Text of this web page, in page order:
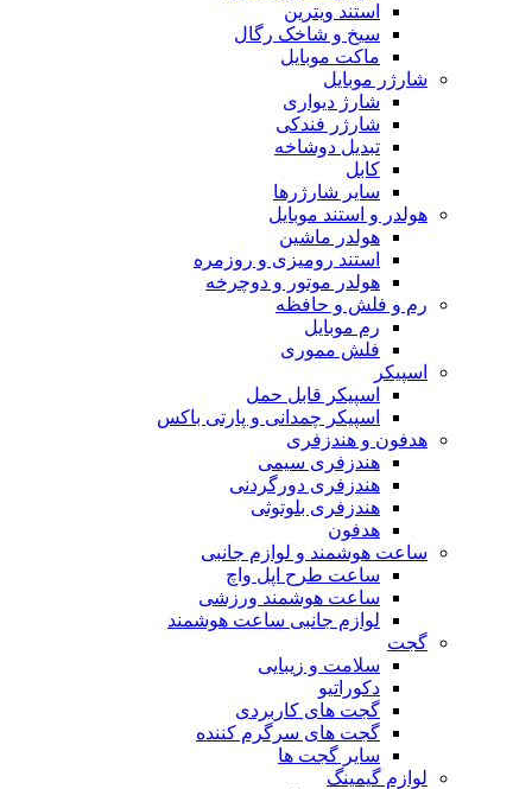
استند ویترین
سیخ و شاخک رگال
ماکت موبایل
شارژر موبایل
شارژ دیواری
شارژر فندکی
تبدیل دوشاخه
کابل
سایر شارژرها
هولدر و استند موبایل
هولدر ماشین
استند رومیزی و روزمره
هولدر موتور و دوچرخه
رم و فلش و حافظه
رم موبایل
فلش مموری
اسپیکر
اسپیکر قابل حمل
اسپیکر چمدانی و پارتی باکس
هدفون و هندزفری
هندزفری سیمی
هندزفری دورگردنی
هندزفری بلوتوثی
هدفون
ساعت هوشمند و لوازم جانبی
ساعت طرح اپل واچ
ساعت هوشمند ورزشی
لوازم جانبی ساعت هوشمند
گجت
سلامت و زیبایی
دکوراتیو
گجت های کاربردی
گجت های سرگرم کننده
سایر گجت ها
لوازم گیمینگ